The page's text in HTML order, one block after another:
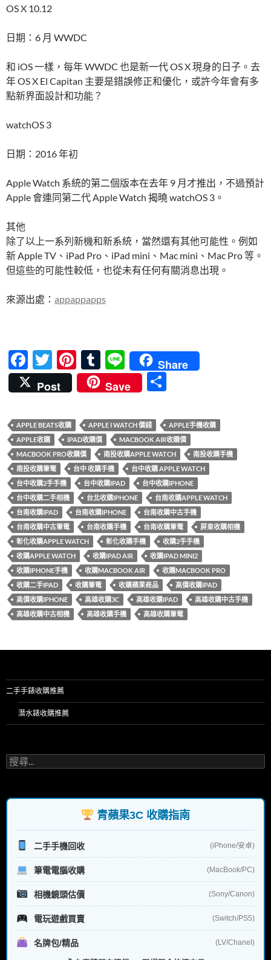
OS X 10.12
日期：6 月 WWDC
和 iOS 一樣，每年 WWDC 也是新一代 OS X 現身的日子。去
年 OS X El Capitan 主要是錯誤修正和優化，或許今年會有多
點新界面設計和功能？
watchOS 3
日期：2016 年初
Apple Watch 系統的第二個版本在去年 9 月才推出，不過預計
Apple 會連同第二代 Apple Watch 揭曉 watchOS 3。
其他
除了以上一系列新機和新系統，當然還有其他可能性。例如
新 Apple TV、iPad Pro、iPad mini、Mac mini、Mac Pro 等。
但這些的可能性較低，也從未有任何有關消息出現。
來源出處： appappapps
F
ac
e
b
o
o
k
T
w
itt
er
Pi
nt
er
es
t
T
u
m
bl
r
Li
n
e
Share
Post
Save
APPLE BEATS收購 APPLE I WATCH 價錢
APPLE手機收購
APPLE收購
IPAD收購價
MACBOOK AIR收購價
MACBOOK PRO收購價
南投收購APPLE WATCH
南投收購手機
南投收購筆電
台中 收購手機
台中收購 APPLE WATCH
台中收購2手手機
台中收購IPAD
台中收購IPHONE
台中收購二手相機
台北收購IPHONE
台南收購APPLE WATCH
台南收購IPAD
台南收購IPHONE
台南收購中古手機
台南收購中古筆電
台南收購手機 台南收購筆電
屏東收購相機
彰化收購APPLE WATCH
彰化收購手機
收購2手手機
收購APPLE WATCH
收購IPAD AIR
收購IPAD MINI2
收購IPHONE手機
收購MACBOOK AIR
收購MACBOOK PRO
收購二手IPAD
收購筆電 收購蘋果商品
高價收購IPAD
高價收購IPHONE
高雄收購3C 高雄收購IPAD
高雄收購中古手機
高雄收購中古相機
高雄收購手機 高雄收購筆電
二手手錶收購推薦
潛水錶收購推薦
搜
尋
字:
青蘋果3C 收購指南
二手手機回收 (iPhone/安卓)
筆電電腦收購 (MacBook/PC)
相機鏡頭估價 (Sony/Canon)
電玩遊戲買賣 (Switch/PS5)
名牌包/精品 (LV/Chanel)